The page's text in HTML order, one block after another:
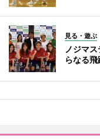
見る・遊ぶ
ノジマ
らなる飛